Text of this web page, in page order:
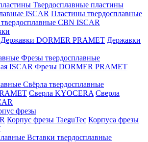
Твердосплавные пластины
ISCAR Пластины твердосплавные
CBN ISCAR
Державки DORMER PRAMET Державки
Фрезы твердосплавные
ISCAR Фрезы DORMER PRAMET
Свёрла твердосплавные
Сверла KYOCERA Сверла
фрезы
Корпус фрезы TaeguTec Корпуса фрезы
Вставки твердосплавные